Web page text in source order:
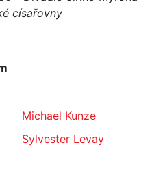
císařovny
Michael Kunze
Sylvester Levay